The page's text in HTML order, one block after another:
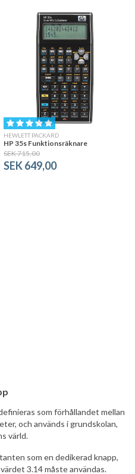
HEWLETT PACKARD
HP 35s Funktionsräknare
SEK 715,00
SEK 649,00
som förhållandet mellan
och används i grundskolan,
värld.
som en dedikerad knapp,
3.14 måste användas.